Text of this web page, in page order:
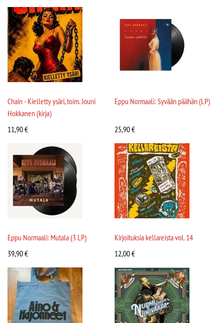
Chain - Kielletty ysäri, toim. Jouni
Hokkanen (kirja)
11,90€
Eppu Normaali: Syvään päähän (LP)
25,90€
Eppu Normaali: Mutala (3 LP)
39,90€
Kirjoituksia kellareista vol. 14
12,00€